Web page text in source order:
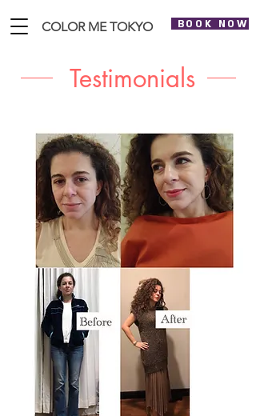
COLOR ME TOKYO BOOK NOW
Testimonials